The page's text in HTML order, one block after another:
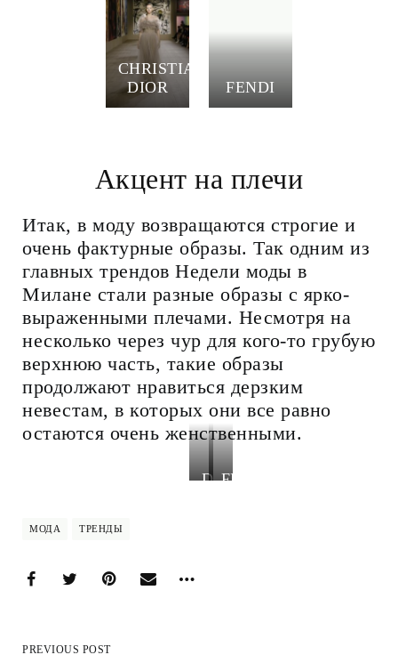
CHRISTIAN
DIOR
FENDI
Акцент на плечи
Итак, в моду возвращаются строгие и
очень фактурные образы. Так одним из
главных трендов Недели моды в
Милане стали разные образы с ярко-
выраженными плечами. Несмотря на
несколько через чур для кого-то грубую
верхнюю часть, такие образы
продолжают нравиться дерзким
невестам, в которых они все равно
остаются очень женственными.
DOLCE
FENDI
МОДА ТРЕНДЫ
PREVIOUS POST